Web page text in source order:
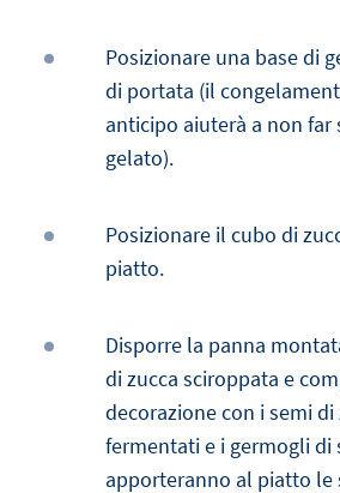
Posizionare una base di
di portata (il
anticipo aiuterà a non far
gelato).
Posizionare il cubo di
piatto.
Disporre la panna
di zucca sciroppata e
decorazione con i semi di
fermentati e i germogli di
apporteranno al piatto le